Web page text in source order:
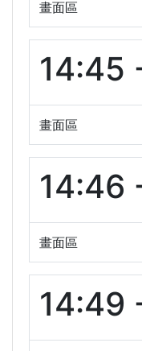
畫面區
14:45
畫面區
14:46
畫面區
14:49